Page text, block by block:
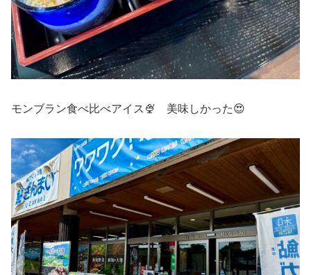
モンブラン食べ比べアイス🍨 美味しかった😍